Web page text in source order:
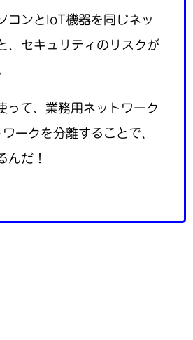
コンとIoT機器を同じネッ
、セキュリティのリスクが
って、業務用ネットワーク
ークを分離することで、
んだ！